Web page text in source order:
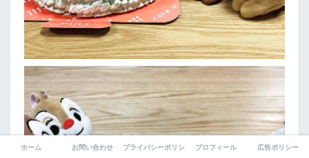
ホーム お問い合わせ プライバシーポリシー プロフィール 広告ポリシー